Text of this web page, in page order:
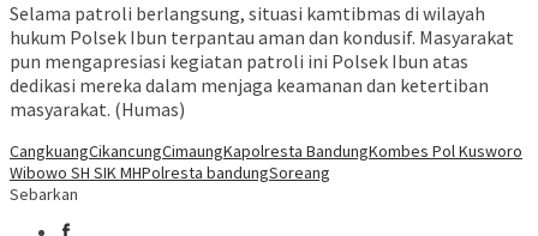
Selama patroli berlangsung, situasi kamtibmas di wilayah
hukum Polsek Ibun terpantau aman dan kondusif. Masyarakat
pun mengapresiasi kegiatan patroli ini Polsek Ibun atas
dedikasi mereka dalam menjaga keamanan dan ketertiban
masyarakat. (Humas)
CangkuangCikancungCimaungKapolresta BandungKombes Pol Kusworo
Wibowo SH SIK MHPolresta bandungSoreang
Sebarkan